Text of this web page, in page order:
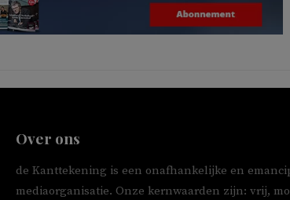
Over ons
de Kanttekening is een onafhankelijke en
mediaorganisatie. Onze kernwaarden zijn: vrij,